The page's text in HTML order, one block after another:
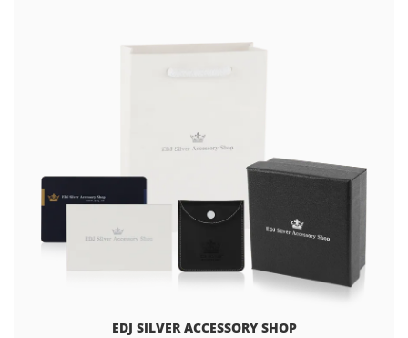
EDJ SILVER ACCESSORY SHOP